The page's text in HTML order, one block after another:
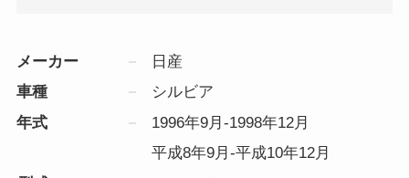
メーカー
日産
車種
シルビア
年式
1996年9月-1998年12月
平成8年9月-平成10年12月